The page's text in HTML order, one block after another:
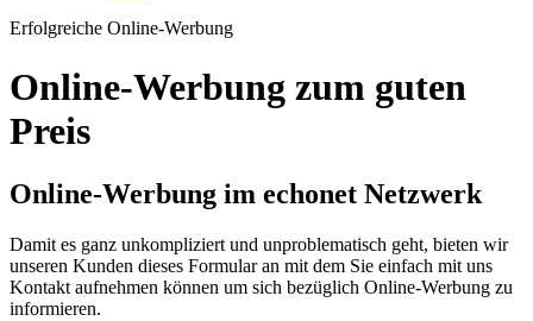
Erfolgreiche Online-Werbung
Online-Werbung zum guten
Preis
Online-Werbung im echonet Netzwerk
Damit es ganz unkompliziert und unproblematisch geht, bieten wir
unseren Kunden dieses Formular an mit dem Sie einfach mit uns
Kontakt aufnehmen können um sich bezüglich Online-Werbung zu
informieren.